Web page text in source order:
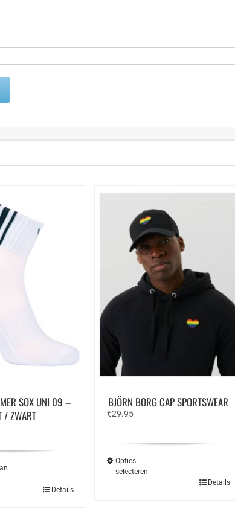
SOX UNI 09 –
/ ZWART
Details
BJÖRN BORG CAP SPORTSWEAR
€29.95
Opties
selecteren
Details